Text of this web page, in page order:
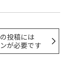
投稿には
が必要です